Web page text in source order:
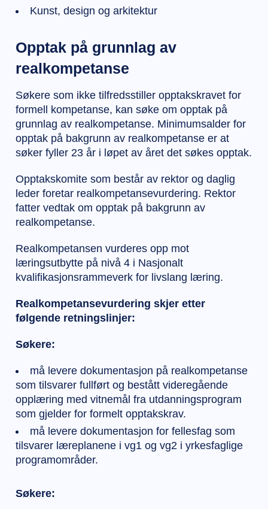
Kunst, design og arkitektur
Opptak på grunnlag av
realkompetanse
Søkere som ikke tilfredsstiller opptakskravet for
formell kompetanse, kan søke om opptak på
grunnlag av realkompetanse. Minimumsalder for
opptak på bakgrunn av realkompetanse er at
søker fyller 23 år i løpet av året det søkes opptak.
Opptakskomite som består av rektor og daglig
leder foretar realkompetansevurdering. Rektor
fatter vedtak om opptak på bakgrunn av
realkompetanse.
Realkompetansen vurderes opp mot
læringsutbytte på nivå 4 i Nasjonalt
kvalifikasjonsrammeverk for livslang læring.
Realkompetansevurdering skjer etter
følgende retningslinjer:
Søkere:
må levere dokumentasjon på realkompetanse
som tilsvarer fullført og bestått videregående
opplæring med vitnemål fra utdanningsprogram
som gjelder for formelt opptakskrav.
må levere dokumentasjon for fellesfag som
tilsvarer læreplanene i vg1 og vg2 i yrkesfaglige
programområder.
Søkere: